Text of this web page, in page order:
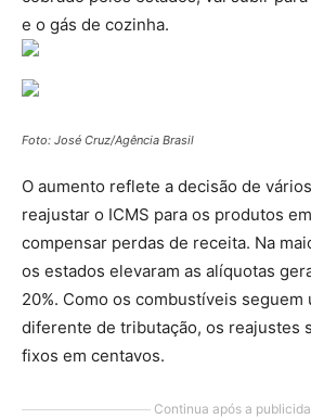
e o gás de cozinha.
Foto: José Cruz/Agência Brasil
O aumento reflete a decisão de
reajustar o ICMS para os produtos
compensar perdas de receita. Na
os estados elevaram as alíquotas
20%. Como os combustíveis seguem
diferente de tributação, os reajustes
fixos em centavos.
Continua após a